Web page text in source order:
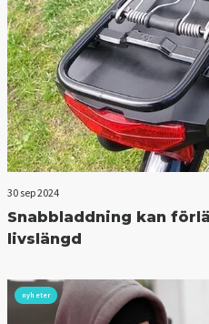
30 sep 2024
Snabbladdning kan
livslängd
nyheter